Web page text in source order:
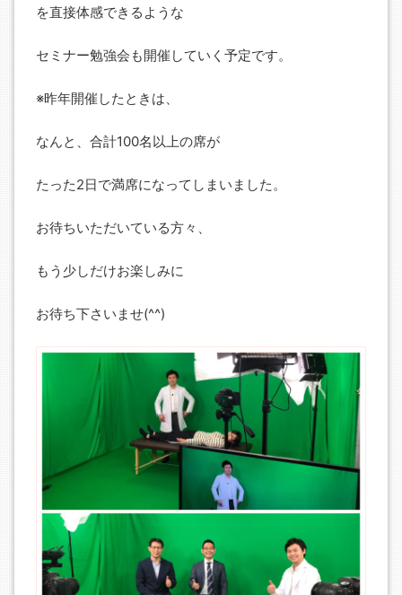
を直接体感できるような
セミナー勉強会も開催していく予定です。
※昨年開催したときは、
なんと、合計100名以上の席が
たった2日で満席になってしまいました。
お待ちいただいている方々、
もう少しだけお楽しみに
お待ち下さいませ(^^)